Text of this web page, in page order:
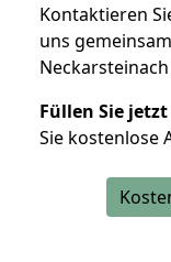
Kontaktieren
uns
Füllen Sie
Sie kostenlose